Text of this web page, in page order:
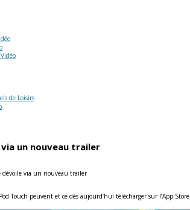
de Loisirs
via un nouveau trailer
dévoile via un nouveau trailer
Touch peuvent et ce dès aujourd’hui télécharger sur l’App Store